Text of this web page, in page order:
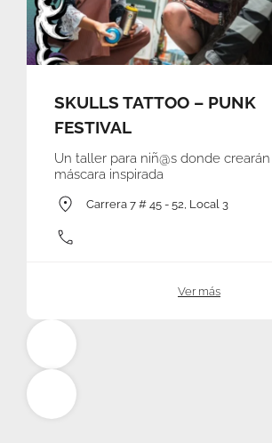
SKULLS TATTOO – PUNK
FESTIVAL
Un taller para niñ@s donde
máscara inspirada
Carrera 7 # 45 - 52, Local 3
Ver más